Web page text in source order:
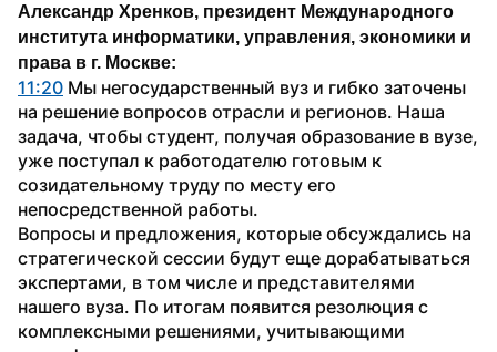
Александр Хренков, президент Международного
института информатики, управления, экономики и
права в г. Москве:
11:20 Мы негосударственный вуз и гибко заточены
на решение вопросов отрасли и регионов. Наша
задача, чтобы студент, получая образование в вузе,
уже поступал к работодателю готовым к
созидательному труду по месту его
непосредственной работы.
Вопросы и предложения, которые обсуждались на
стратегической сессии будут еще дорабатываться
экспертами, в том числе и представителями
нашего вуза. По итогам появится резолюция с
комплексными решениями, учитывающими